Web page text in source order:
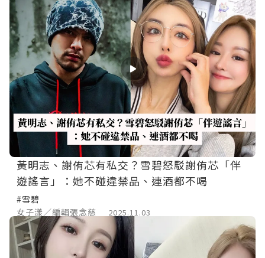
黃明志、謝侑芯有私交？雪碧怒駁謝侑芯「伴
遊謠言」：她不碰違禁品、連酒都不喝
#雪碧
女子漾／編輯張念慈
2025.11.03